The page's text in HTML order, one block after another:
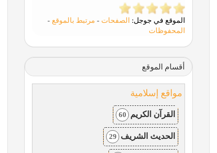
الموقع في جوجل: الصفحات - مرتبط بالموقع -
المحفوظات
أقسام الموقع
مواقع إسلامية
القرآن الكريم 60
الحديث الشريف 29